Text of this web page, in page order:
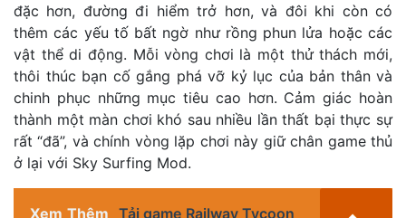
đặc hơn, đường đi hiểm trở hơn, và đôi khi còn có
thêm các yếu tố bất ngờ như rồng phun lửa hoặc các
vật thể di động. Mỗi vòng chơi là một thử thách mới,
thôi thúc bạn cố gắng phá vỡ kỷ lục của bản thân và
chinh phục những mục tiêu cao hơn. Cảm giác hoàn
thành một màn chơi khó sau nhiều lần thất bại thực sự
rất “đã”, và chính vòng lặp chơi này giữ chân game thủ
ở lại với Sky Surfing Mod.
Xem Thêm Tải game Railway Tycoon